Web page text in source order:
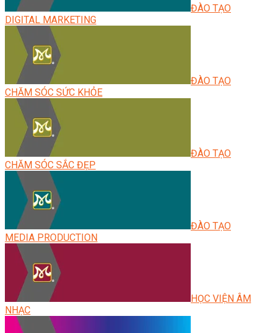
ĐÀO TẠO
DIGITAL MARKETING
ĐÀO TẠO
CHĂM SÓC SỨC KHỎE
ĐÀO TẠO
CHĂM SÓC SẮC ĐẸP
ĐÀO TẠO
MEDIA PRODUCTION
HỌC VIỆN ÂM
NHẠC